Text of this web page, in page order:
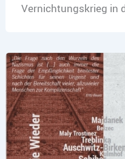
Vernichtungskrieg in